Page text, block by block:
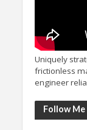
Uniquely
frictionless
engineer
Follow Me